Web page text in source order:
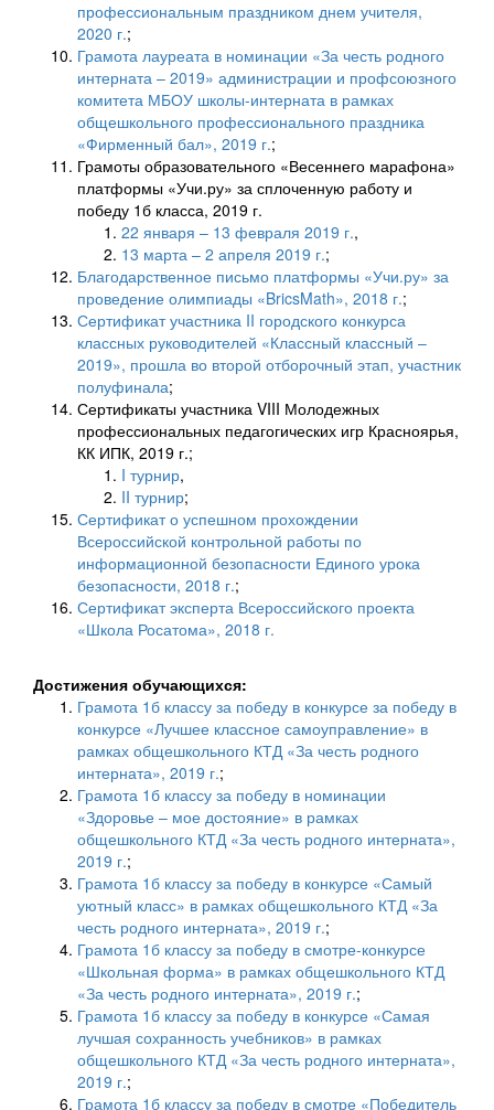
профессиональным праздником днем учителя,
2020 г.;
Грамота лауреата в номинации «За честь родного
интерната – 2019» администрации и профсоюзного
комитета МБОУ школы-интерната в рамках
общешкольного профессионального праздника
«Фирменный бал», 2019 г.;
Грамоты образовательного «Весеннего марафона»
платформы «Учи.ру» за сплоченную работу и
победу 1б класса, 2019 г.
22 января – 13 февраля 2019 г.,
13 марта – 2 апреля 2019 г.;
Благодарственное письмо платформы «Учи.ру» за
проведение олимпиады «BricsMath», 2018 г.;
Сертификат участника II городского конкурса
классных руководителей «Классный классный –
2019», прошла во второй отборочный этап, участник
полуфинала;
Сертификаты участника VIII Молодежных
профессиональных педагогических игр Красноярья,
КК ИПК, 2019 г.;
I турнир,
II турнир;
Сертификат о успешном прохождении
Всероссийской контрольной работы по
информационной безопасности Единого урока
безопасности, 2018 г.;
Сертификат эксперта Всероссийского проекта
«Школа Росатома», 2018 г.
Достижения обучающихся:
Грамота 1б классу за победу в конкурсе за победу в
конкурсе «Лучшее классное самоуправление» в
рамках общешкольного КТД «За честь родного
интерната», 2019 г.;
Грамота 1б классу за победу в номинации
«Здоровье – мое достояние» в рамках
общешкольного КТД «За честь родного интерната»,
2019 г.;
Грамота 1б классу за победу в конкурсе «Самый
уютный класс» в рамках общешкольного КТД «За
честь родного интерната», 2019 г.;
Грамота 1б классу за победу в смотре-конкурсе
«Школьная форма» в рамках общешкольного КТД
«За честь родного интерната», 2019 г.;
Грамота 1б классу за победу в конкурсе «Самая
лучшая сохранность учебников» в рамках
общешкольного КТД «За честь родного интерната»,
2019 г.;
Грамота 1б классу за победу в смотре «Победитель